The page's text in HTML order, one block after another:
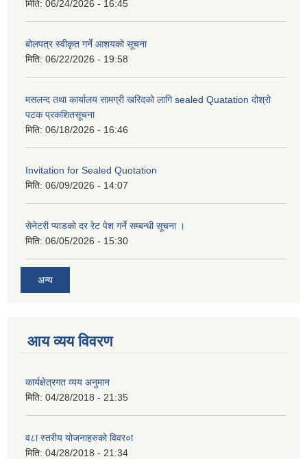
मिति: 06/24/2026 - 16:45
बोलपत्र स्वीकृत गर्ने आशयको सूचना
मिति: 06/22/2026 - 19:58
मसलन्द तथा कार्यालय सामग्री खरिदको लागि sealed Quatation दोश्रो
पटक प्रकशितसूचना
मिति: 06/18/2026 - 16:46
Invitation for Sealed Quotation
मिति: 06/09/2026 - 14:07
सेनेटरी प्याडको दर रेट पेश गर्ने सम्बन्धी सूचना ।
मिति: 06/05/2026 - 15:30
अन्य
आय व्यय विवरण
कार्यक्षेत्रगत व्यय अनुमान
मिति: 04/28/2018 - 21:35
व८ा स्तरीय योजनाहरुको विवर०ा
मिति: 04/28/2018 - 21:34